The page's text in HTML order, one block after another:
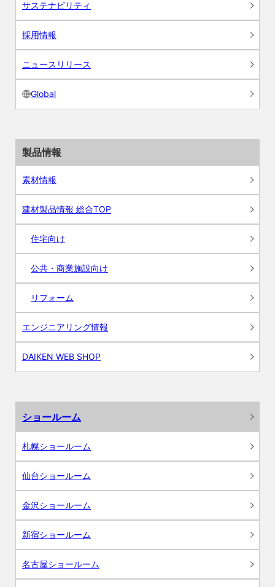
サステナビリティ
採用情報
ニュースリリース
Global
製品情報
素材情報
建材製品情報 総合TOP
住宅向け
公共・商業施設向け
リフォーム
エンジニアリング情報
DAIKEN WEB SHOP
ショールーム
札幌ショールーム
仙台ショールーム
金沢ショールーム
新宿ショールーム
名古屋ショールーム